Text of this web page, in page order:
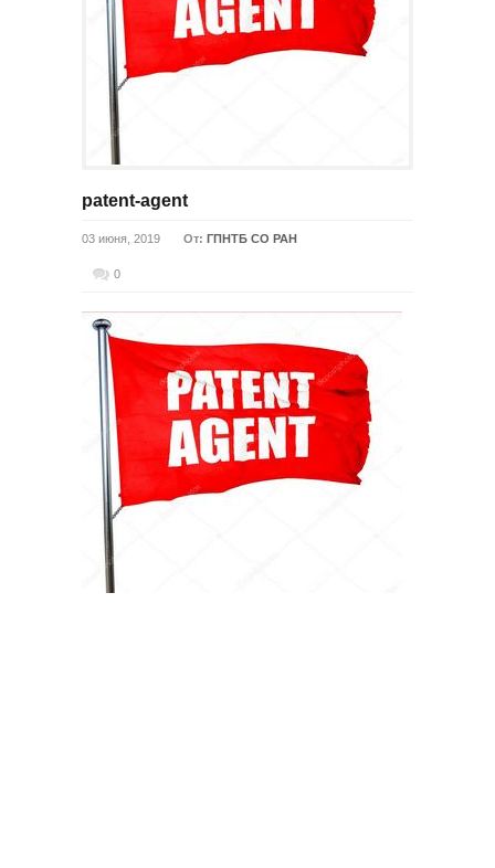
patent-agent
03 июня, 2019 От: ГПНТБ СО РАН
0